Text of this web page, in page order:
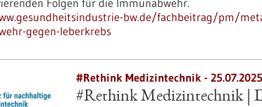
Folgen für die Immunabwehr.
bw.de/fachbeitrag/pm/
gegen-leberkrebs
#Rethink Medizintechnik - 25.07.2025
#Rethink Medizintechnik |